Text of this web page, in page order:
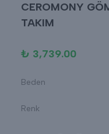
CEROMONY
TAKIM
₺ 3,739.00
Beden
Renk